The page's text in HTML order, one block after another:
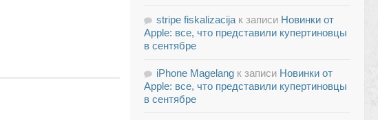
stripe fiskalizacija к записи Новинки от
Apple: все, что представили купертиновцы
в сентябре
iPhone Magelang к записи Новинки от
Apple: все, что представили купертиновцы
в сентябре